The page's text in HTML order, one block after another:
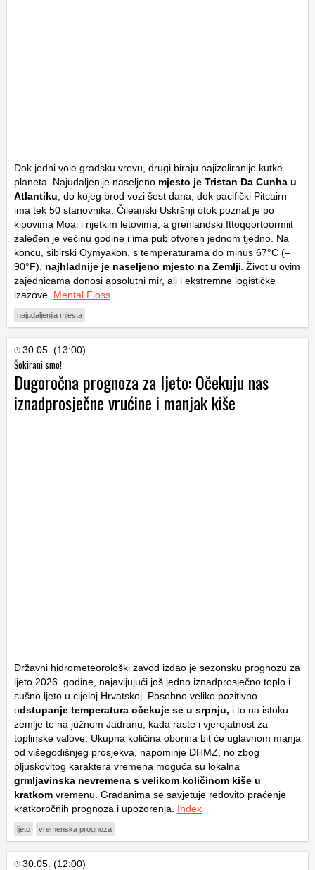
Dok jedni vole gradsku vrevu, drugi biraju najizoliranije kutke
planeta. Najudaljenije naseljeno mjesto je Tristan Da Cunha u
Atlantiku , do kojeg brod vozi šest dana, dok pacifički Pitcairn
ima tek 50 stanovnika. Čileanski Uskršnji otok poznat je po
kipovima Moai i rijetkim letovima, a grenlandski Ittoqqortoormiit
zaleđen je većinu godine i ima pub otvoren jednom tjedno. Na
koncu, sibirski Oymyakon, s temperaturama do minus 67°C (–
90°F), najhladnije je naseljeno mjesto na Zemlji. Život u ovim
zajednicama donosi apsolutni mir, ali i ekstremne logističke
izazove. Mental Floss
najudaljenija mjesta
30.05. (13:00)
Šokirani smo!
Dugoročna prognoza za ljeto: Očekuju nas
iznadprosječne vrućine i manjak kiše
Državni hidrometeorološki zavod izdao je sezonsku prognozu za
ljeto 2026. godine, najavljujući još jedno iznadprosječno toplo i
sušno ljeto u cijeloj Hrvatskoj. Posebno veliko pozitivno
odstupanje temperatura očekuje se u srpnju, i to na istoku
zemlje te na južnom Jadranu, kada raste i vjerojatnost za
toplinske valove. Ukupna količina oborina bit će uglavnom manja
od višegodišnjeg prosjekva, napominje DHMZ, no zbog
pljuskovitog karaktera vremena moguća su lokalna
grmljavinska nevremena s velikom količinom kiše u
kratkom vremenu. Građanima se savjetuje redovito praćenje
kratkoročnih prognoza i upozorenja. Index
ljeto vremenska prognoza
30.05. (12:00)